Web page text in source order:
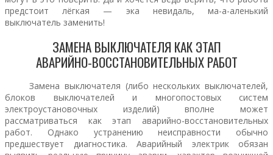
предстоит лёгкая — эка невидаль, ма-а-аленький
выключатель заменить!
ЗАМЕНА ВЫКЛЮЧАТЕЛЯ КАК ЭТАП
АВАРИЙНО-ВОССТАНОВИТЕЛЬНЫХ РАБОТ
Замена выключателя (либо нескольких выключателей,
блоков выключателей и многопостовых систем
электроустановочных изделий) вполне может
рассматриваться как этап аварийно-восстановительных
работ. Однако устранению неисправности обычно
предшествует диагностика. Аварийный электрик обязан